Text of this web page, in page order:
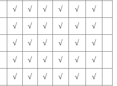
√ √ √ √ √
√
√ √ √ √ √
√
√ √ √ √ √
√
√ √ √ √ √
√
√ √ √ √ √
√